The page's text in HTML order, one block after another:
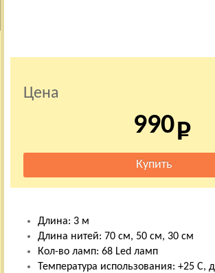
Цена
990
Длина: 3 м
Длина нитей: 70 см, 50 см, 30 см
Кол-во ламп: 68 Led ламп
Температура использования: +25 С,